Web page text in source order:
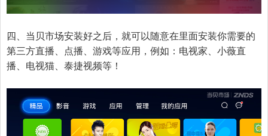
四、当贝市场安装好之后，就可以随意在里面安装你需要的
第三方直播、点播、游戏等应用，例如：电视家、小薇直
播、电视猫、泰捷视频等！